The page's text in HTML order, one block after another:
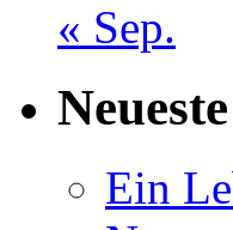
« Sep.
Ein